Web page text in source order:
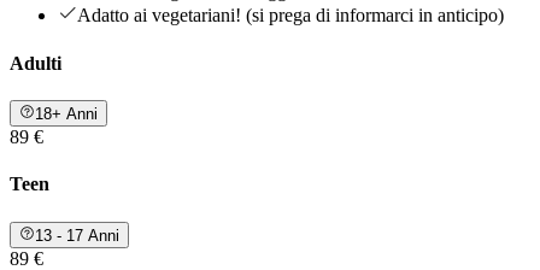
Adatto ai vegetariani! (si prega di informarci in anticipo)
Adulti
18+ Anni
89 €
Teen
13 - 17 Anni
89 €